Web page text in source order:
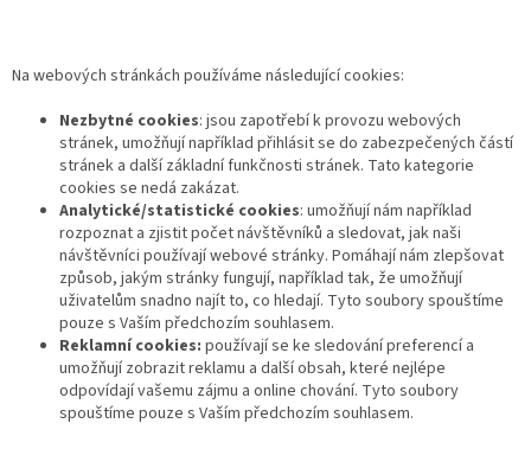
Na webových stránkách používáme následující cookies:
Nezbytné cookies: jsou zapotřebí k provozu webových
stránek, umožňují například přihlásit se do zabezpečených částí
stránek a další základní funkčnosti stránek. Tato kategorie
cookies se nedá zakázat.
Analytické/statistické cookies: umožňují nám například
rozpoznat a zjistit počet návštěvníků a sledovat, jak naši
návštěvníci používají webové stránky. Pomáhají nám zlepšovat
způsob, jakým stránky fungují, například tak, že umožňují
uživatelům snadno najít to, co hledají. Tyto soubory spouštíme
pouze s Vaším předchozím souhlasem.
Reklamní cookies: používají se ke sledování preferencí a
umožňují zobrazit reklamu a další obsah, které nejlépe
odpovídají vašemu zájmu a online chování. Tyto soubory
spouštíme pouze s Vaším předchozím souhlasem.